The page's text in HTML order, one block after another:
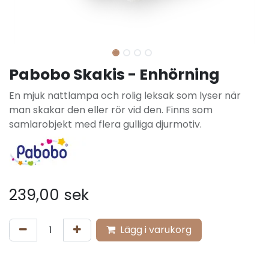
Pabobo Skakis - Enhörning
En mjuk nattlampa och rolig leksak som lyser när
man skakar den eller rör vid den. Finns som
samlarobjekt med flera gulliga djurmotiv.
239,00 sek
Lägg i varukorg